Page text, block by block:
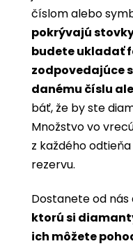
číslom alebo
pokrývajú
budete ukladať
zodpovedajúce
danému číslu
báť, že by ste
Množstvo vo
z každého
rezervu.
Dostanete od nás
ktorú si
ich môžete